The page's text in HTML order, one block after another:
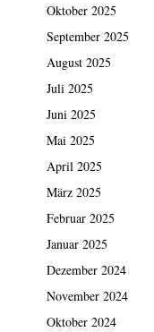
Oktober 2025
September 2025
August 2025
Juli 2025
Juni 2025
Mai 2025
April 2025
März 2025
Februar 2025
Januar 2025
Dezember 2024
November 2024
Oktober 2024